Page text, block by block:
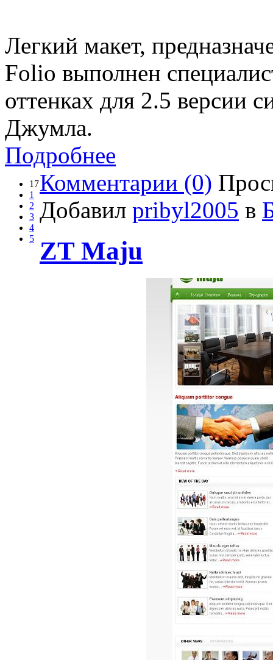
Легкий макет,
Folio выполнен
оттенках для 2.5 версии
Джумла.
Подробнее
17
1
2
3
4
5
Комментарии (0)
Добавил pribyl2005 в
ZT Maju